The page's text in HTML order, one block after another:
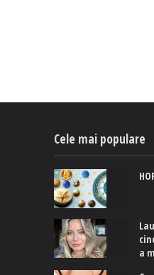
Cele mai populare
a